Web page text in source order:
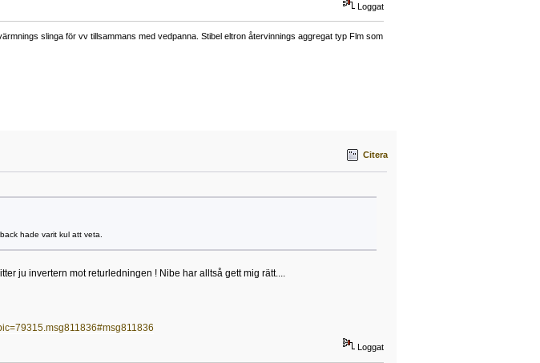
Loggat
slinga för vv tillsammans med vedpanna. Stibel eltron återvinnings aggregat typ Flm som
Citera
hade varit kul att veta.
ju invertern mot returledningen ! Nibe har alltså gett mig rätt....
Loggat